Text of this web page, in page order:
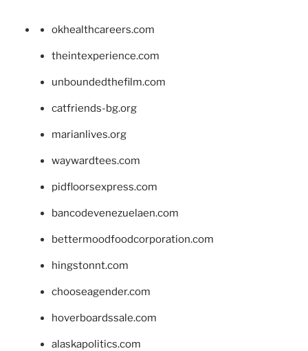
okhealthcareers.com
theintexperience.com
unboundedthefilm.com
catfriends-bg.org
marianlives.org
waywardtees.com
pidfloorsexpress.com
bancodevenezuelaen.com
bettermoodfoodcorporation.com
hingstonnt.com
chooseagender.com
hoverboardssale.com
alaskapolitics.com